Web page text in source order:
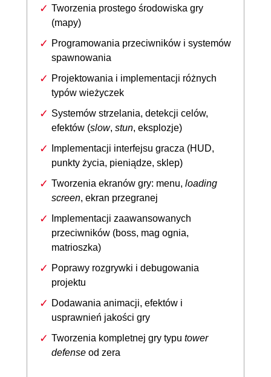
Tworzenia prostego środowiska gry
(mapy)
Programowania przeciwników i systemów
spawnowania
Projektowania i implementacji różnych
typów wieżyczek
Systemów strzelania, detekcji celów,
efektów (slow, stun, eksplozje)
Implementacji interfejsu gracza (HUD,
punkty życia, pieniądze, sklep)
Tworzenia ekranów gry: menu, loading
screen, ekran przegranej
Implementacji zaawansowanych
przeciwników (boss, mag ognia,
matrioszka)
Poprawy rozgrywki i debugowania
projektu
Dodawania animacji, efektów i
usprawnień jakości gry
Tworzenia kompletnej gry typu tower
defense od zera